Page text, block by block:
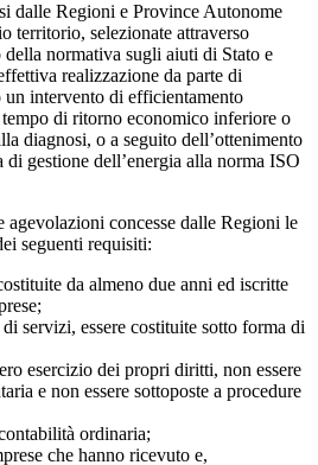
dalle Regioni e Province Autonome
territorio, selezionate attraverso
normativa sugli aiuti di Stato e
realizzazione da parte di
un intervento di efficientamento
di ritorno economico inferiore o
diagnosi, o a seguito dell’ottenimento
gestione dell’energia alla norma ISO
agevolazioni concesse dalle Regioni le
seguenti requisiti:
da almeno due anni ed iscritte
servizi, essere costituite sotto forma di
esercizio dei propri diritti, non essere
e non essere sottoposte a procedure
ordinaria;
che hanno ricevuto e,